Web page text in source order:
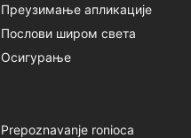
Преузимање апликације
Послови широм света
Осигурање
Prepoznavanje ronioca